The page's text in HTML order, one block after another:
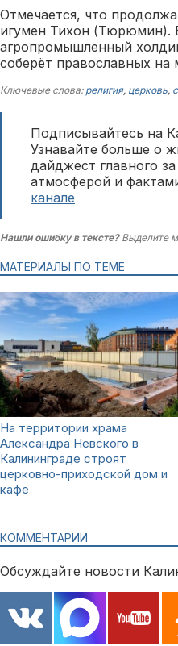
Отмечается, что
игумен Тихон (Тюрюмин).
агропромышленный
соберёт православных
Ключевые слова: религия, церковь,
Подписывайтесь на
Узнавайте больше о
дайджест главного за
атмосферой и
канале
Нашли ошибку в тексте?Выделите
МАТЕРИАЛЫ ПО ТЕМЕ
На территории храма
Александра Невского в
Калининграде строят
церковно-приходской дом и
кафе
КОММЕНТАРИИ
Обсуждайте новости